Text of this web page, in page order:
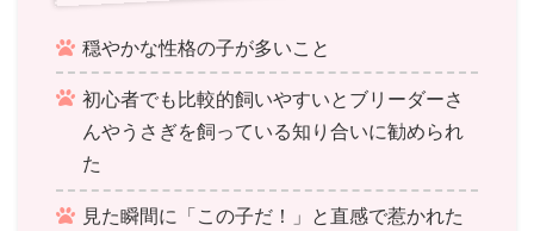
穏やかな性格の子が多いこと
初心者でも比較的飼いやすいとブリーダーさ
んやうさぎを飼っている知り合いに勧められ
た
見た瞬間に「この子だ！」と直感で惹かれた